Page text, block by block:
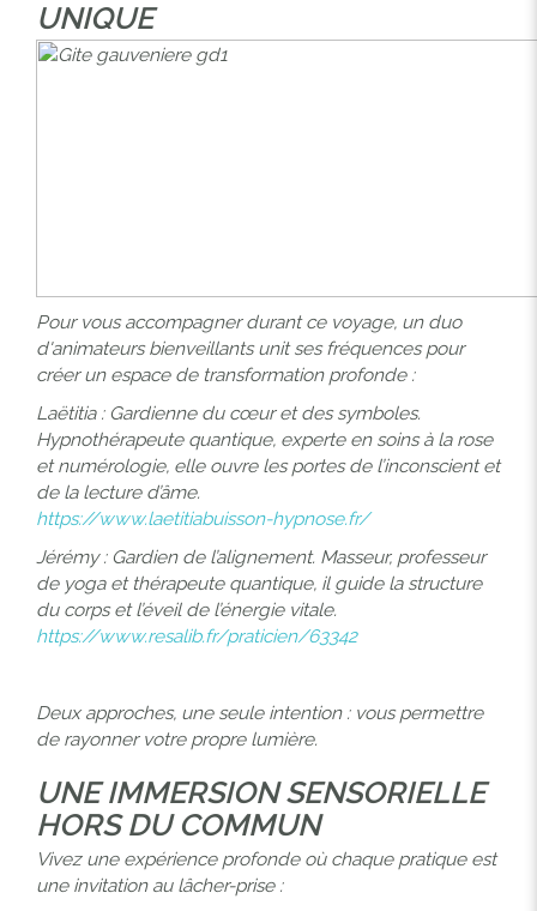
UNIQUE
Pour vous accompagner durant ce voyage, un duo
d'animateurs bienveillants unit ses fréquences pour
créer un espace de transformation profonde :
Laëtitia : Gardienne du cœur et des symboles.
Hypnothérapeute quantique, experte en soins à la rose
et numérologie, elle ouvre les portes de l’inconscient et
de la lecture d’âme.
https://www.laetitiabuisson-hypnose.fr/
Jérémy : Gardien de l’alignement. Masseur, professeur
de yoga et thérapeute quantique, il guide la structure
du corps et l’éveil de l’énergie vitale.
https://www.resalib.fr/praticien/63342
Deux approches, une seule intention : vous permettre
de rayonner votre propre lumière.
UNE IMMERSION SENSORIELLE
HORS DU COMMUN
Vivez une expérience profonde où chaque pratique est
une invitation au lâcher-prise :